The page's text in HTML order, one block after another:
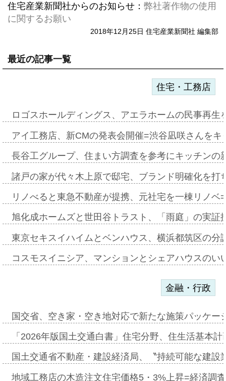
住宅産業新聞社からのお知らせ： 弊社著作物の使用
に関するお願い
2018年12月25日 住宅産業新聞社 編集部
最近の記事一覧
住宅・工務店
ロゴスホールディングス、アエラホームの民事再
アイ工務店、新CMの発表会開催=渋谷凪咲さんを
長谷工グループ、住まい方調査を参考にキッチン
諸戸の家が代々木上原で邸宅、ブランド明確化を
リノべると東急不動産が提携、元社宅を一棟リノ
旭化成ホームズと世田谷トラスト、「雨庭」の実
東京セキスイハイムとベンハウス、横浜都筑区の
コスモスイニシア、マンションとシェアハウスの
金融・行政
国交省、空き家・空き地対応で新たな施策パッケ
「2026年版国土交通白書」住宅分野、住生活基本
国土交通省不動産・建設経済局、〝持続可能な建
地域工務店の木造注文住宅価格5・3%上昇=経済調